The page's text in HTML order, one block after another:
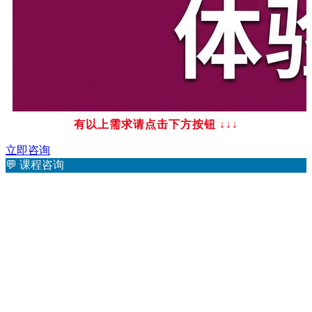
有以上需求请点击下方按钮 ↓↓↓
立即咨询
💬 课程咨询